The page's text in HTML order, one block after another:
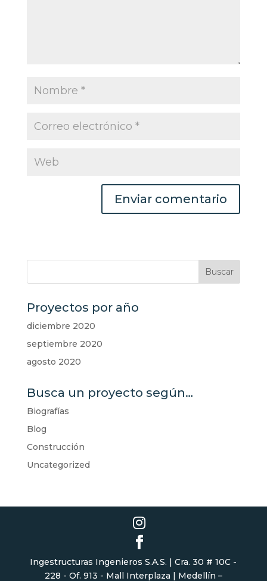
Proyectos por año
diciembre 2020
septiembre 2020
agosto 2020
Busca un proyecto según…
Biografías
Blog
Construcción
Uncategorized
Ingestructuras Ingenieros S.A.S. | Cra. 30 # 10C -
228 - Of. 913 - Mall Interplaza | Medellín –